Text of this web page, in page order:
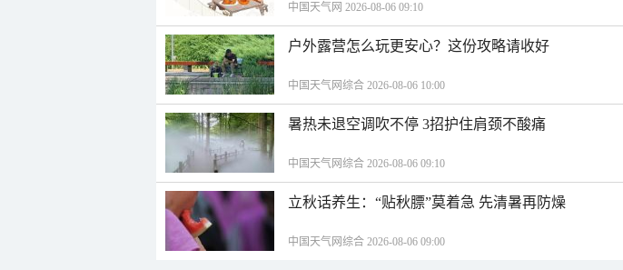
中国天气网 2026-08-06 09:10
户外露营怎么玩更安心？这份攻略请收好
中国天气网综合 2026-08-06 10:00
暑热未退空调吹不停 3招护住肩颈不酸痛
中国天气网综合 2026-08-06 09:10
立秋话养生：“贴秋膘”莫着急 先清暑再防燥
中国天气网综合 2026-08-06 09:00